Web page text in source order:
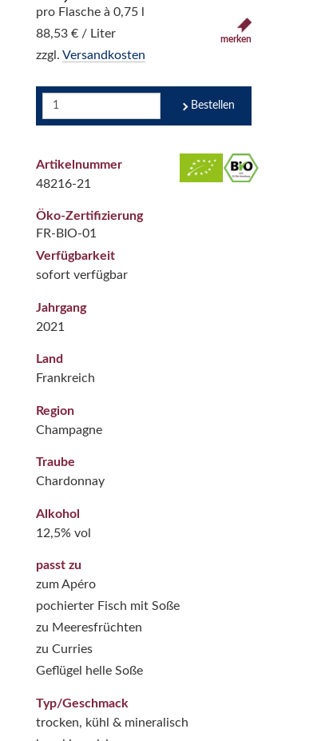
pro Flasche à 0,75 l
88,53 € / Liter
zzgl. Versandkosten
merken
Bestellen
Artikelnummer
48216-21
Öko-Zertifizierung
FR-BIO-01
Verfügbarkeit
sofort verfügbar
Jahrgang
2021
Land
Frankreich
Region
Champagne
Traube
Chardonnay
Alkohol
12,5% vol
passt zu
zum Apéro
pochierter Fisch mit Soße
zu Meeresfrüchten
zu Curries
Geflügel helle Soße
Typ/Geschmack
trocken, kühl & mineralisch